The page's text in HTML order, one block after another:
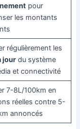
pour
les montants
régulièrement les
jour du système
et connectivité
7-8L/100km en
réelles contre 5-
annoncés